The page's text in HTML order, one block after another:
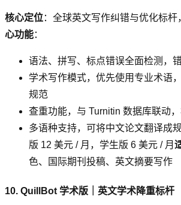
核心定位：全球英文写作纠错与优化标杆
心功能：
语法、拼写、标点错误全面检测，
学术写作模式，优先使用专业术语
规范
查重功能，与 Turnitin 数据库联动
多语种支持，可将中文论文翻译成
版 12 美元 / 月，学生版 6 美元 / 月
色、国际期刊投稿、英文摘要写作
10. QuillBot 学术版｜英文学术降重标杆（